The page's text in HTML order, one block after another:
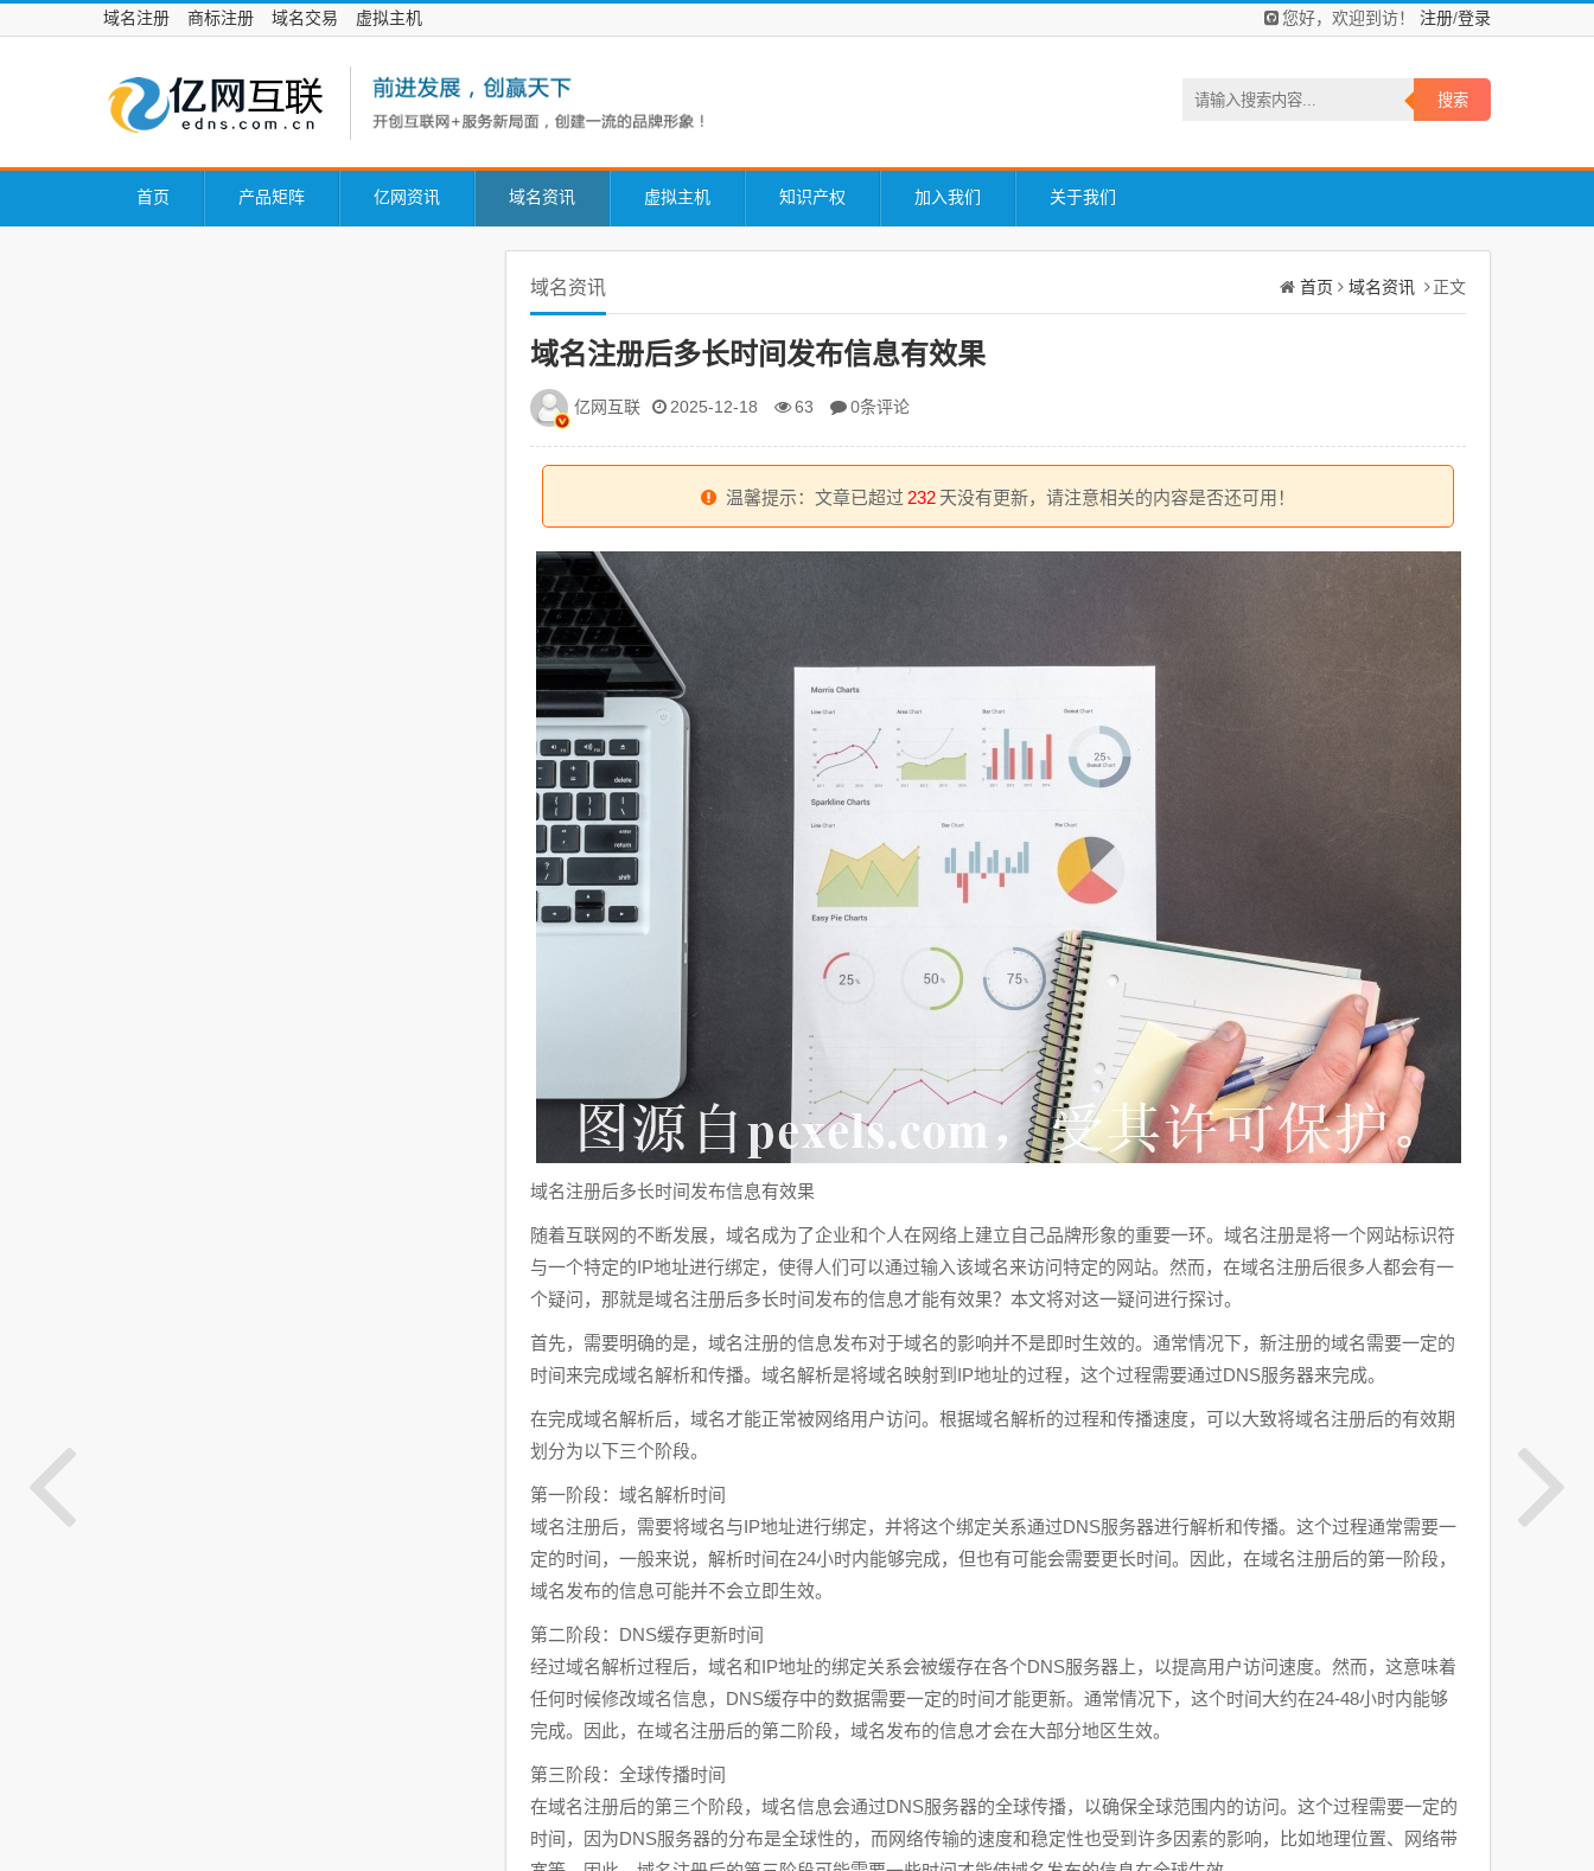
域名注册 商标注册 域名交易 虚拟主机 您好，欢迎到访！ 注册/登录
首页 产品矩阵 亿网资讯 域名资讯 虚拟主机 知识产权 加入我们 关于我们
域名资讯 首页 域名资讯 正文
域名注册后多长时间发布信息有效果
亿网互联 2025-12-18 63 0条评论
温馨提示：文章已超过 232 天没有更新，请注意相关的内容是否还可用！
域名注册后多长时间发布信息有效果
随着互联网的不断发展，域名成为了企业和个人在网络上建立自己品牌形象的重要一环。域名注册是将一个网站标识符
与一个特定的IP地址进行绑定，使得人们可以通过输入该域名来访问特定的网站。然而，在域名注册后很多人都会有一
个疑问，那就是域名注册后多长时间发布的信息才能有效果？本文将对这一疑问进行探讨。
首先，需要明确的是，域名注册的信息发布对于域名的影响并不是即时生效的。通常情况下，新注册的域名需要一定的
时间来完成域名解析和传播。域名解析是将域名映射到IP地址的过程，这个过程需要通过DNS服务器来完成。
在完成域名解析后，域名才能正常被网络用户访问。根据域名解析的过程和传播速度，可以大致将域名注册后的有效期
划分为以下三个阶段。
第一阶段：域名解析时间
域名注册后，需要将域名与IP地址进行绑定，并将这个绑定关系通过DNS服务器进行解析和传播。这个过程通常需要一
定的时间，一般来说，解析时间在24小时内能够完成，但也有可能会需要更长时间。因此，在域名注册后的第一阶段，
域名发布的信息可能并不会立即生效。
第二阶段：DNS缓存更新时间
经过域名解析过程后，域名和IP地址的绑定关系会被缓存在各个DNS服务器上，以提高用户访问速度。然而，这意味着
任何时候修改域名信息，DNS缓存中的数据需要一定的时间才能更新。通常情况下，这个时间大约在24-48小时内能够
完成。因此，在域名注册后的第二阶段，域名发布的信息才会在大部分地区生效。
第三阶段：全球传播时间
在域名注册后的第三个阶段，域名信息会通过DNS服务器的全球传播，以确保全球范围内的访问。这个过程需要一定的
时间，因为DNS服务器的分布是全球性的，而网络传输的速度和稳定性也受到许多因素的影响，比如地理位置、网络带